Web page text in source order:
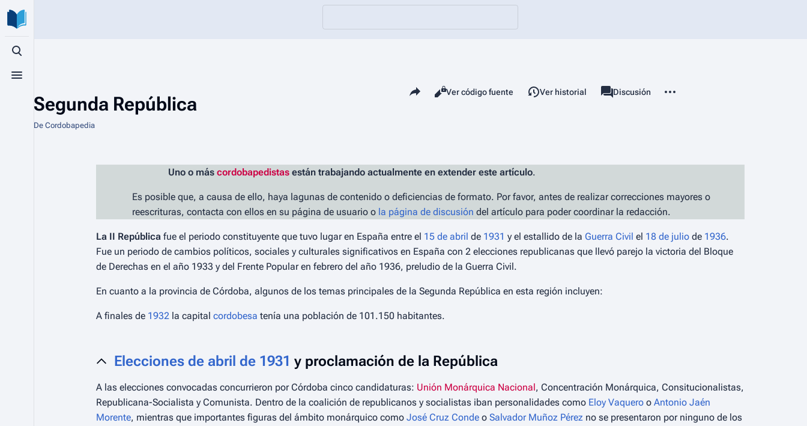
Búsqueda alternativa
Menú alternativo
Segunda República
De Cordobapedia
Comparte esta página
Vistas
Leer
Ver código fuente Ver historial associated-pages
Página
Discusión
Uno o más cordobapedistas están trabajando actualmente en extender este artículo.
Es posible que, a causa de ello, haya lagunas de contenido o deficiencias de formato. Por favor, antes de realizar correcciones mayores o
reescrituras, contacta con ellos en su página de usuario o la página de discusión del artículo para poder coordinar la redacción.
La II República fue el periodo constituyente que tuvo lugar en España entre el 15 de abril de 1931 y el estallido de la Guerra Civil el 18 de julio de 1936.
Fue un periodo de cambios políticos, sociales y culturales significativos en España con 2 elecciones republicanas que llevó parejo la victoria del Bloque
de Derechas en el año 1933 y del Frente Popular en febrero del año 1936, preludio de la Guerra Civil.
En cuanto a la provincia de Córdoba, algunos de los temas principales de la Segunda República en esta región incluyen:
A finales de 1932 la capital cordobesa tenía una población de 101.150 habitantes.
Elecciones de abril de 1931 y proclamación de la República
A las elecciones convocadas concurrieron por Córdoba cinco candidaturas: Unión Monárquica Nacional, Concentración Monárquica, Consitucionalistas,
Republicana-Socialista y Comunista. Dentro de la coalición de republicanos y socialistas iban personalidades como Eloy Vaquero o Antonio Jaén
Morente, mientras que importantes figuras del ámbito monárquico como José Cruz Conde o Salvador Muñoz Pérez no se presentaron por ninguno de los